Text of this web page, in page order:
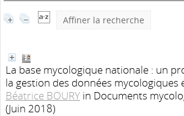
Affiner la recherche
La base mycologique nationale : un
la gestion des données mycologiques
Béatrice BOURY in Documents
(Juin 2018)